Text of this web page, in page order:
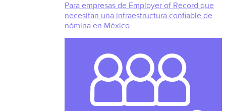
Para empresas de Employer of Record que
necesitan una infraestructura confiable de
nómina en México.